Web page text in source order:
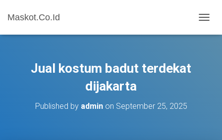
Maskot.Co.Id
O
Jual kostum badut terdekat
dijakarta
Published by adminon September 25, 2025